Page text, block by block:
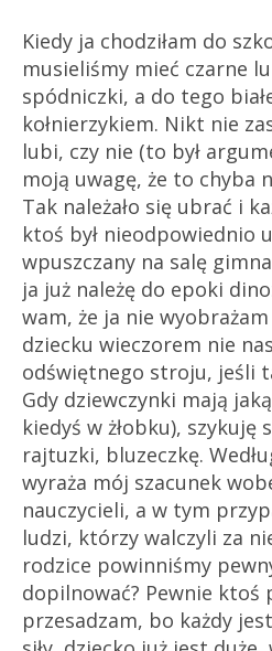
Kiedy ja chodziłam do
musieliśmy mieć czarne
spódniczki, a do tego
kołnierzykiem. Nikt nie
lubi, czy nie (to był
moją uwagę, że to chyba
Tak należało się ubrać i
ktoś był nieodpowiednio
wpuszczany na salę
ja już należę do epoki
wam, że ja nie
dziecku wieczorem nie
odświętnego stroju, jeśli
Gdy dziewczynki mają
kiedyś w żłobku), szykuję
rajtuzki, bluzeczkę.
wyraża mój szacunek
nauczycieli, a w tym
ludzi, którzy walczyli za
rodzice powinniśmy
dopilnować? Pewnie ktoś
przesadzam, bo każdy